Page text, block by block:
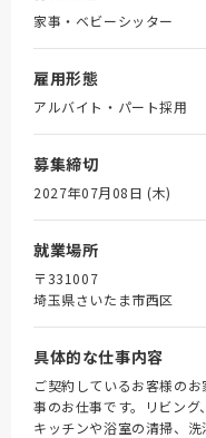
家事・ベビーシッター
雇用形態
アルバイト・パート採用
募集締切
2027年07月08日 (木)
就業場所
〒331007
埼玉県さいたま市西区
具体的な仕事内容
ご契約しているお客様の
事のお仕事です。リビング
キッチンや浴室の清掃、